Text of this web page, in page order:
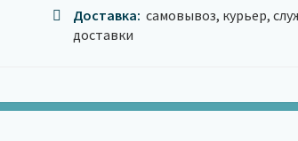
Доставка: самовывоз, курьер,
доставки